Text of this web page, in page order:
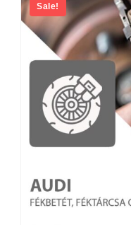
Sale!